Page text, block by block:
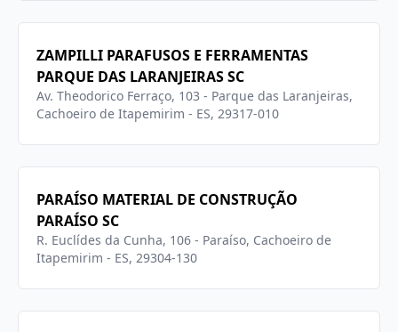
ZAMPILLI PARAFUSOS E FERRAMENTAS
PARQUE DAS LARANJEIRAS SC
Av. Theodorico Ferraço, 103 - Parque das Laranjeiras,
Cachoeiro de Itapemirim - ES, 29317-010
PARAÍSO MATERIAL DE CONSTRUÇÃO
PARAÍSO SC
R. Euclídes da Cunha, 106 - Paraíso, Cachoeiro de
Itapemirim - ES, 29304-130